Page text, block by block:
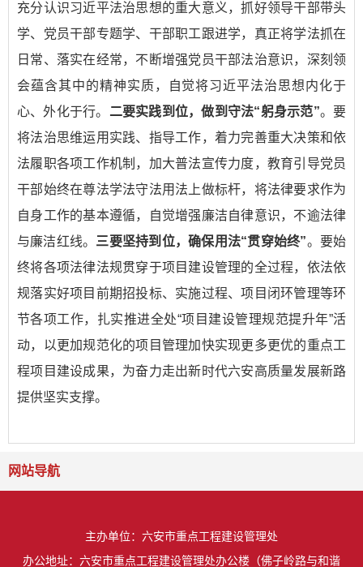
充分认识习近平法治思想的重大意义，抓好领导干部带头
学、党员干部专题学、干部职工跟进学，真正将学法抓在
日常、落实在经常，不断增强党员干部法治意识，深刻领
会蕴含其中的精神实质，自觉将习近平法治思想内化于
心、外化于行。 二要实践到位，做到守法“躬身示范”。要
将法治思维运用实践、指导工作，着力完善重大决策和依
法履职各项工作机制，加大普法宣传力度，教育引导党员
干部始终在尊法学法守法用法上做标杆，将法律要求作为
自身工作的基本遵循，自觉增强廉洁自律意识，不逾法律
与廉洁红线。 三要坚持到位，确保用法“贯穿始终”。要始
终将各项法律法规贯穿于项目建设管理的全过程，依法依
规落实好项目前期招投标、实施过程、项目闭环管理等环
节各项工作，扎实推进全处“项目建设管理规范提升年”活
动，以更加规范化的项目管理加快实现更多更优的重点工
程项目建设成果，为奋力走出新时代六安高质量发展新路
提供坚实支撑。
网站导航
主办单位：六安市重点工程建设管理处
办公地址：六安市重点工程建设管理处办公楼（佛子岭路与和谐